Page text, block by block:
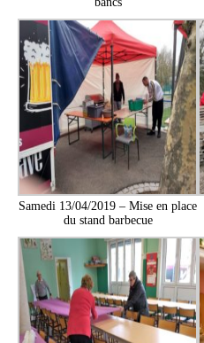
Samedi 13/04/2019 – Mise en place
du stand barbecue